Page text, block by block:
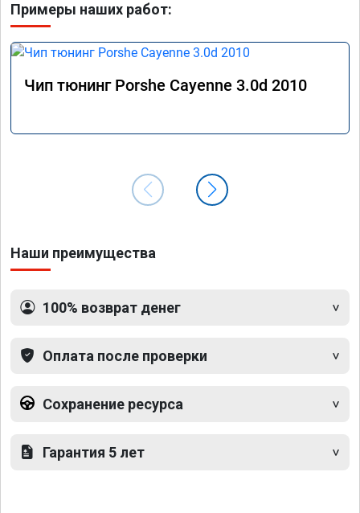
Примеры наших работ:
Чип тюнинг Porshe Cayenne 3.0d 2010
Наши преимущества
100% возврат денег
Оплата после проверки
Сохранение ресурса
Гарантия 5 лет